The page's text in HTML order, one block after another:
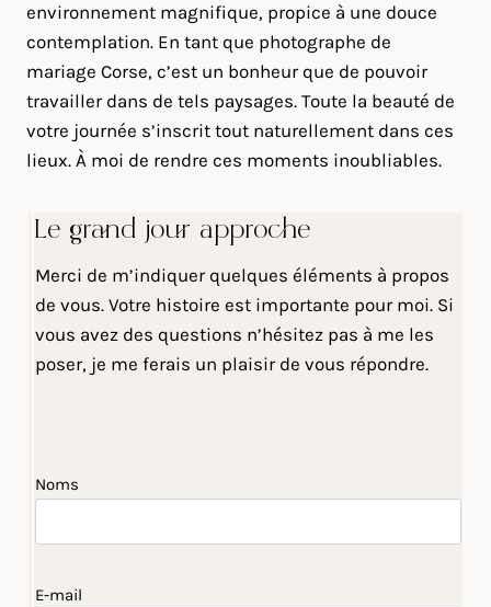
environnement magnifique, propice à une douce
contemplation. En tant que photographe de
mariage Corse, c’est un bonheur que de pouvoir
travailler dans de tels paysages. Toute la beauté de
votre journée s’inscrit tout naturellement dans ces
lieux. À moi de rendre ces moments inoubliables.
Le grand jour approche
Merci de m’indiquer quelques éléments à propos
de vous. Votre histoire est importante pour moi. Si
vous avez des questions n’hésitez pas à me les
poser, je me ferais un plaisir de vous répondre.
Noms
E-mail